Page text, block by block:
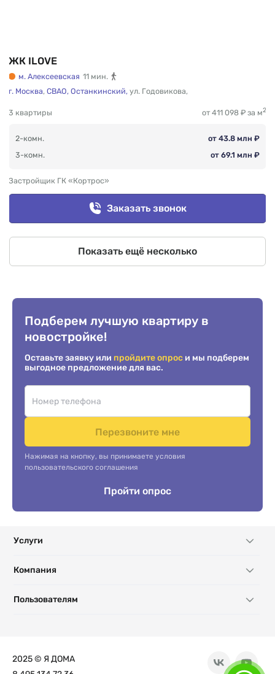
ЖК ILOVE
м. Алексеевская 11 мин.
г. Москва, СВАО, Останкинский, ул. Годовикова,
3 квартиры от 411 098 ₽ за м2
2-комн.
от 43.8 млн ₽
3-комн.
от 69.1 млн ₽
Застройщик ГК «Кортрос»
Заказать звонок
Показать ещё несколько
Подберем лучшую квартиру в
новостройке!
Оставьте заявку или пройдите опрос и мы подберем
выгодное предложение для вас.
Перезвоните мне
Нажимая на кнопку, вы принимаете условия
пользовательского соглашения
Пройти опрос
Услуги
Компания
Пользователям
2025 © Я ДОМА